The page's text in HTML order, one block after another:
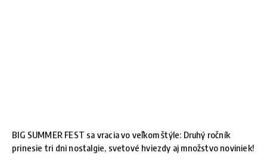
BIG SUMMER FEST sa vracia vo veľkom štýle: Druhý ročník
prinesie tri dni nostalgie, svetové hviezdy aj množstvo noviniek!